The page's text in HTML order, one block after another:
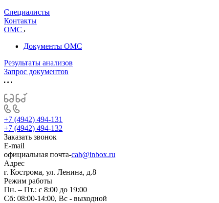
Специалисты
Контакты
ОМС
Документы ОМС
Результаты анализов
Запрос документов
+7 (4942) 494-131
+7 (4942) 494-132
Заказать звонок
E-mail
официальная почта-cah@inbox.ru
Адрес
г. Кострома, ул. Ленина, д.8
Режим работы
Пн. – Пт.: с 8:00 до 19:00
Сб: 08:00-14:00, Вс - выходной